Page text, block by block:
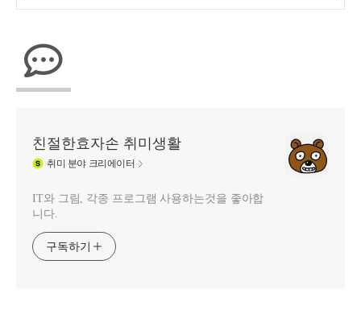
친절한효자손 취미생활
취미 분야 크리에이터
IT와 그림, 각종 프로그램 사용하는것을 좋아합
니다.
구독하기